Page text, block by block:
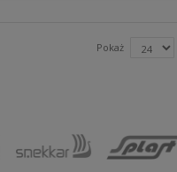
Pokaż